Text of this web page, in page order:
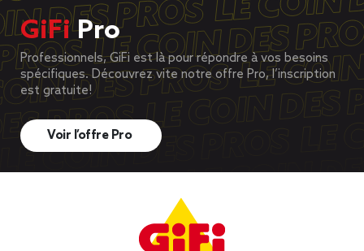
GiFiPro
Professionnels, GiFi est là pour répondre à vos besoins
spécifiques. Découvrez vite notre offre Pro, l’inscription
est gratuite!
Voir l’offre Pro